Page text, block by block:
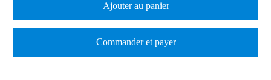
Ajouter au panier
Commander et payer